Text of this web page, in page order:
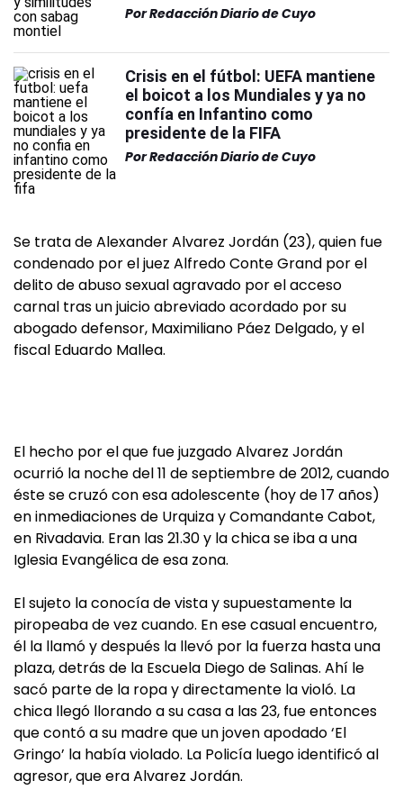
PorRedacción Diario de Cuyo
Crisis en el fútbol: UEFA mantiene
el boicot a los Mundiales y ya no
confía en Infantino como
presidente de la FIFA
PorRedacción Diario de Cuyo
Se trata de Alexander Alvarez Jordán (23), quien fue
condenado por el juez Alfredo Conte Grand por el
delito de abuso sexual agravado por el acceso
carnal tras un juicio abreviado acordado por su
abogado defensor, Maximiliano Páez Delgado, y el
fiscal Eduardo Mallea.
El hecho por el que fue juzgado Alvarez Jordán
ocurrió la noche del 11 de septiembre de 2012, cuando
éste se cruzó con esa adolescente (hoy de 17 años)
en inmediaciones de Urquiza y Comandante Cabot,
en Rivadavia. Eran las 21.30 y la chica se iba a una
Iglesia Evangélica de esa zona.
El sujeto la conocía de vista y supuestamente la
piropeaba de vez cuando. En ese casual encuentro,
él la llamó y después la llevó por la fuerza hasta una
plaza, detrás de la Escuela Diego de Salinas. Ahí le
sacó parte de la ropa y directamente la violó. La
chica llegó llorando a su casa a las 23, fue entonces
que contó a su madre que un joven apodado ‘El
Gringo’ la había violado. La Policía luego identificó al
agresor, que era Alvarez Jordán.